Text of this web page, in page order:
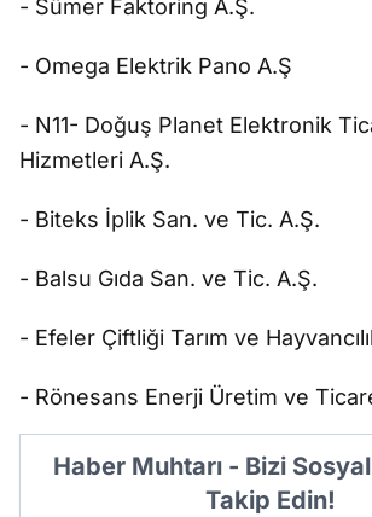
- Sümer Faktoring A.Ş.
- Omega Elektrik Pano A.Ş
- N11- Doğuş Planet Elektronik
Hizmetleri A.Ş.
- Biteks İplik San. ve Tic. A.Ş.
- Balsu Gıda San. ve Tic. A.Ş.
- Efeler Çiftliği Tarım ve
- Rönesans Enerji Üretim ve
Haber Muhtarı - Bizi
Takip Edin!